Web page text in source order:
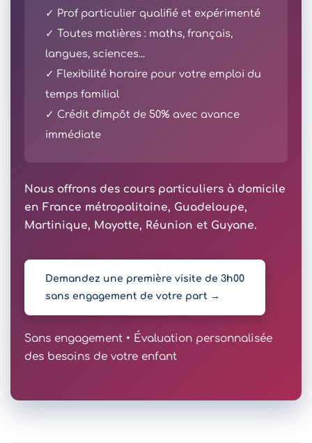
✓ Prof particulier qualifié et expérimenté
✓ Toutes matières : maths, français,
langues, sciences...
✓ Flexibilité horaire pour votre emploi du
temps familial
✓ Crédit d'impôt de 50% avec avance
immédiate
Nous offrons des cours particuliers à domicile
en France métropolitaine, Guadeloupe,
Martinique, Mayotte, Réunion et Guyane.
Demandez une première visite de 3h00
sans engagement de votre part →
Sans engagement • Évaluation personnalisée
des besoins de votre enfant